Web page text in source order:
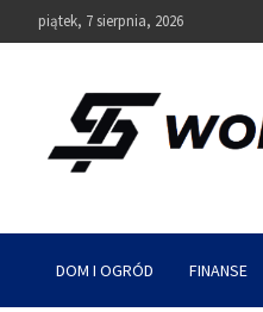
to
piątek, 7 sierpnia, 2026
Workgenix
DOM I OGRÓD FINANSE